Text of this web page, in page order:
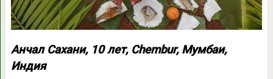
Анчал Сахани, 10 лет, Chembur, Мумбаи,
Индия